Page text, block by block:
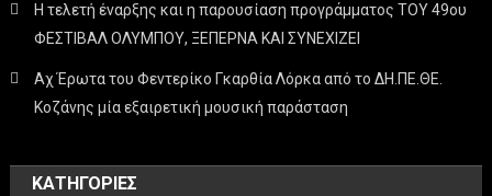
Η τελετή έναρξης και η παρουσίαση προγράμματος ΤΟΥ 49ου
ΦΕΣΤΙΒΑΛ ΟΛΥΜΠΟΥ, ΞΕΠΕΡΝΑ ΚΑΙ ΣΥΝΕΧΙΖΕΙ
Αχ Έρωτα του Φεντερίκο Γκαρθία Λόρκα από το ΔΗ.ΠΕ.ΘΕ.
Κοζάνης μία εξαιρετική μουσική παράσταση
KΑΤΗΓΟΡΊΕΣ